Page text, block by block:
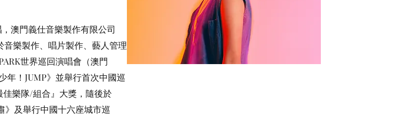
澳門義仕音樂製作有限公司
音樂製作、唱片製作、藝人管理
世界巡回演唱會（澳門
年！JUMP》並舉行首次中國巡
樂隊/組合』大獎，隨後於
》及舉行中國十六座城市巡